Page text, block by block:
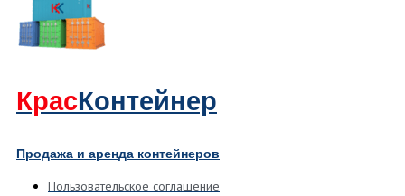
КрасКонтейнер
Продажа и аренда контейнеров
Пользовательское соглашение